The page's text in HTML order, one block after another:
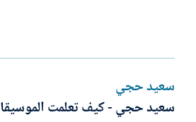
سعيد حجي
سعيد حجي - كيف تعلمت الموسيقا